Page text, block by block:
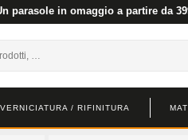
parasole in omaggio a partire da
/ RIFINITURA